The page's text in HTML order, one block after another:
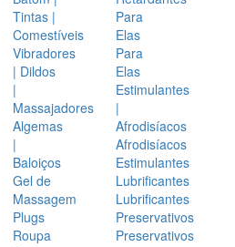
Tintas |
Comestíveis
Vibradores
| Dildos
|
Massajadores
Algemas
|
Baloiços
Gel de
Massagem
Plugs
Roupa
Para
Elas
Para
Elas
Estimulantes
|
Afrodisíacos
Afrodisíacos
Estimulantes
Lubrificantes
Lubrificantes
Preservativos
Preservativos